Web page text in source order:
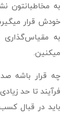
به مخاطبانتون
خودش قرار
به مقیاس‌گذاری
میکنین.
چه قرار باشه
فرآیند تا حد
باید در قبال